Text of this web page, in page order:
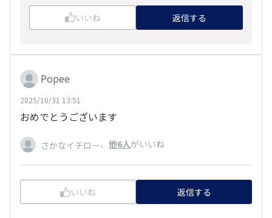
いいね 返信する
Popee
2025/10/31 13:51
おめでとうございます
さかなイチロー、 他6人がいいね
いいね 返信する